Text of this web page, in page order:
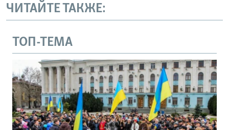
ЧИТАЙТЕ ТАКЖЕ:
ТОП-ТЕМА